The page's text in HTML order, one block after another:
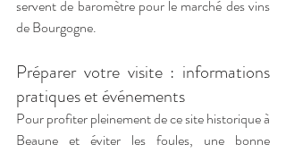
servent de baromètre pour le marché des vins
de Bourgogne.
Préparer votre visite : informations
pratiques et événements
Pour profiter pleinement de ce site historique à
Beaune et éviter les foules, une bonne